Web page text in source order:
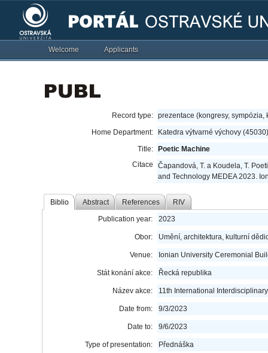
Welcome Applicants
Record type: prezentace (kongresy, sympózia,
Home Department:
Katedra výtvarné výchovy (45030)
Title:
Poetic Machine
Citace
Čapandová, T. a Koudela, T.
and Technology MEDEA 2023.
Biblio Abstract References RIV
Publication year: 2023
Obor: Umění, architektura, kulturní
Venue: Ionian University Ceremonial
Stát konání akce: Řecká republika
Název akce: 11th International
Date from: 9/3/2023
Date to: 9/6/2023
Type of presentation: Přednáška